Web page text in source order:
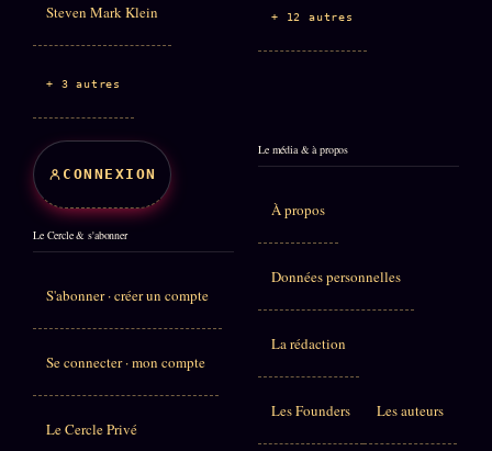
Steven Mark Klein
+ 3 autres
+ 12 autres
CONNEXION
Le Cercle & s'abonner
S'abonner · créer un compte
Se connecter · mon compte
Le Cercle Privé
Le média & à propos
À propos
Données personnelles
La rédaction
Les Founders Les auteurs